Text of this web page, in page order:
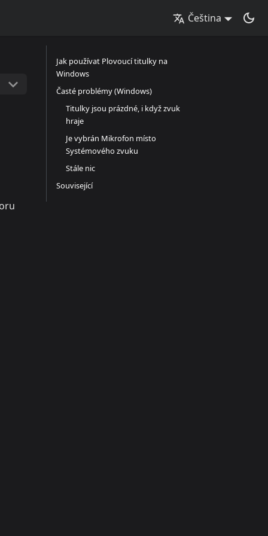
Čeština
Jak používat Plovoucí titulky na
Windows
Časté problémy (Windows)
Titulky jsou prázdné, i když zvuk
hraje
Je vybrán Mikrofon místo
Systémového zvuku
Stále nic
Související